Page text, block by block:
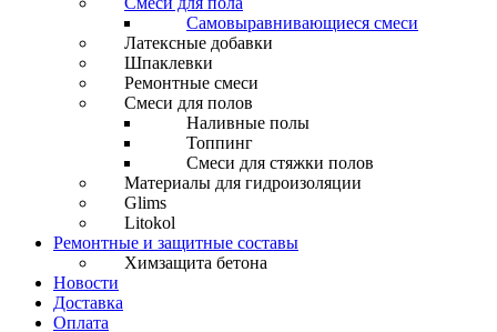
Самовыравнивающиеся смеси
Латексные добавки
Шпаклевки
Ремонтные смеси
Смеси для полов
Наливные полы
Топпинг
Смеси для стяжки полов
Материалы для гидроизоляции
Glims
Litokol
Ремонтные и защитные составы
Химзащита бетона
Новости
Доставка
Оплата